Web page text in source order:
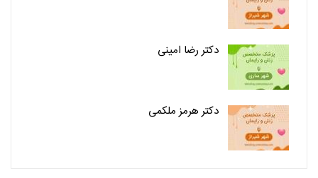
دکتر رضا امینی
دکتر هرمز ملکمی